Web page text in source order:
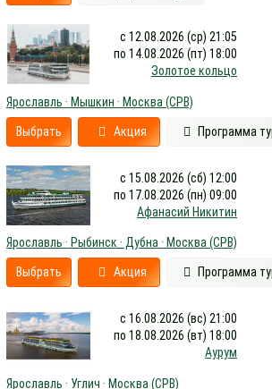
с 12.08.2026 (ср) 21:05
по 14.08.2026 (пт) 18:00
Золотое кольцо
Ярославль · Мышкин · Москва (СРВ)
Выбрать Акция Программа
с 15.08.2026 (сб) 12:00
по 17.08.2026 (пн) 09:00
Афанасий Никитин
Ярославль · Рыбинск · Дубна · Москва (СРВ)
Выбрать Акция Программа
с 16.08.2026 (вс) 21:00
по 18.08.2026 (вт) 18:00
Аурум
Ярославль · Углич · Москва (СРВ)